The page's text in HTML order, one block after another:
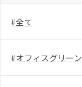
オフィス家具商品
オフィスの豆知識
#全て
#オフィスグリーン